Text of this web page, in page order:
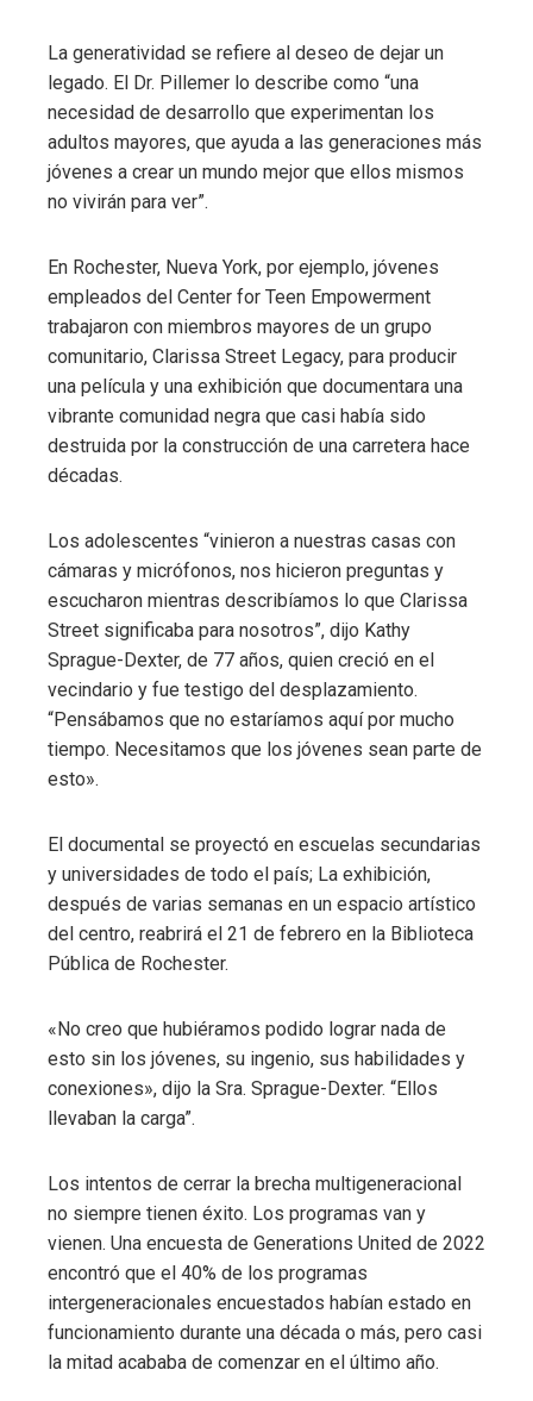
La generatividad se refiere al deseo de dejar un
legado. El Dr. Pillemer lo describe como “una
necesidad de desarrollo que experimentan los
adultos mayores, que ayuda a las generaciones más
jóvenes a crear un mundo mejor que ellos mismos
no vivirán para ver”.
En Rochester, Nueva York, por ejemplo, jóvenes
empleados del Center for Teen Empowerment
trabajaron con miembros mayores de un grupo
comunitario, Clarissa Street Legacy, para producir
una película y una exhibición que documentara una
vibrante comunidad negra que casi había sido
destruida por la construcción de una carretera hace
décadas.
Los adolescentes “vinieron a nuestras casas con
cámaras y micrófonos, nos hicieron preguntas y
escucharon mientras describíamos lo que Clarissa
Street significaba para nosotros”, dijo Kathy
Sprague-Dexter, de 77 años, quien creció en el
vecindario y fue testigo del desplazamiento.
“Pensábamos que no estaríamos aquí por mucho
tiempo. Necesitamos que los jóvenes sean parte de
esto».
El documental se proyectó en escuelas secundarias
y universidades de todo el país; La exhibición,
después de varias semanas en un espacio artístico
del centro, reabrirá el 21 de febrero en la Biblioteca
Pública de Rochester.
«No creo que hubiéramos podido lograr nada de
esto sin los jóvenes, su ingenio, sus habilidades y
conexiones», dijo la Sra. Sprague-Dexter. “Ellos
llevaban la carga”.
Los intentos de cerrar la brecha multigeneracional
no siempre tienen éxito. Los programas van y
vienen. Una encuesta de Generations United de 2022
encontró que el 40% de los programas
intergeneracionales encuestados habían estado en
funcionamiento durante una década o más, pero casi
la mitad acababa de comenzar en el último año.